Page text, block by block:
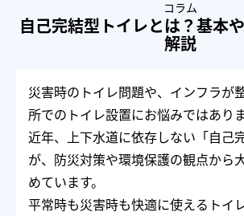
コラム
自己完結型トイレとは？基本
解説
災害時のトイレ問題や、インフラが
所でのトイレ設置にお悩みではあり
近年、上下水道に依存しない「自己
が、防災対策や環境保護の観点から
めています。
平常時も災害時も快適に使えるトイ